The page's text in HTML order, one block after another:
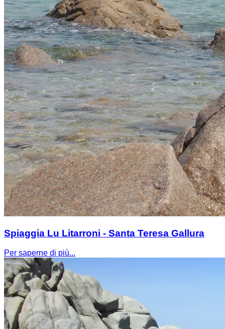
Spiaggia Lu Litarroni - Santa Teresa Gallura
Per saperne di più...